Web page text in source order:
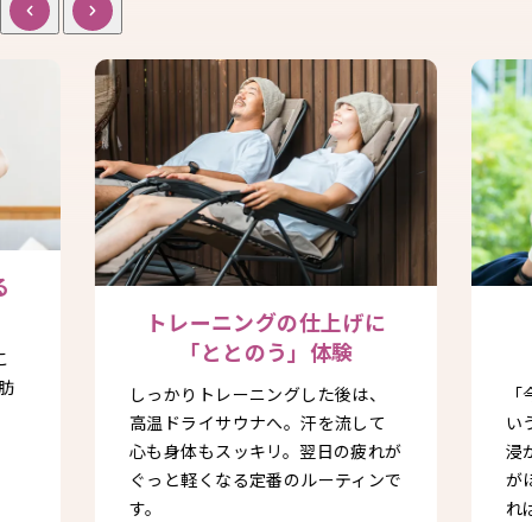
トレーニングの仕上げに
「ととのう」体験
しっかりトレーニングした後は、
高温ドライサウナへ。汗を流して
心も身体もスッキリ。翌日の疲れが
ぐっと軽くなる定番のルーティンで
す。
い
浸
が
れ